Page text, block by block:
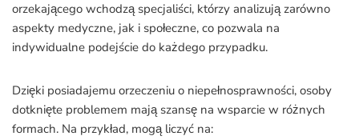
orzekającego wchodzą specjaliści, którzy analizują zarówno
aspekty medyczne, jak i społeczne, co pozwala na
indywidualne podejście do każdego przypadku.
Dzięki posiadajemu orzeczeniu o niepełnosprawności, osoby
dotknięte problemem mają szansę na wsparcie w różnych
formach. Na przykład, mogą liczyć na: